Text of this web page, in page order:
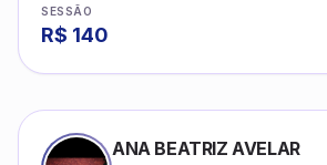
SESSÃO
R$ 140
ANA BEATRIZ AVELAR